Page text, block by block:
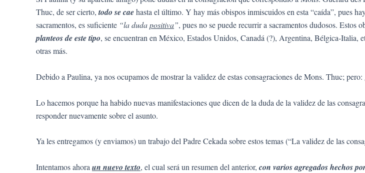
Thuc, de ser cierto,todo se caehasta el último. Y hay más obispos inmiscuidos en esta “caída”, pues
sacramentos, es suficiente “la dudapositiva”, pues no se puede recurrir a sacramentos dudosos. Estos
planteos de este tipo, se encuentran en México, Estados Unidos, Canadá (?), Argentina, Bélgica-Italia,
otras más.
Debido a Paulina, ya nos ocupamos de mostrar la validez de estas consagraciones de Mons. Thuc; pero:
Lo hacemos porque ha habido nuevas manifestaciones que dicen de la duda de la validez de las
responder nuevamente sobre el asunto.
Ya les entregamos (y enviamos) un trabajo del Padre Cekada sobre estos temas (“La validez de las
Intentamos ahora un nuevo texto, el cual será un resumen del anterior, con varios agregados hechos